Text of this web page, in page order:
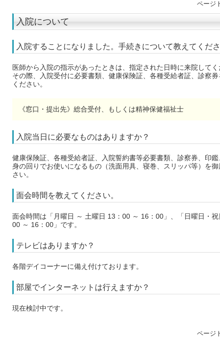
ページ
入院について
入院することになりました。手続きについて教えてくだ
医師から入院の指示があったときは、指定された日時に来院して
その際、入院受付に必要書類、健康保険証、各種受給者証、診察
ください。
《窓口・提出先》総合受付、もしくは精神保健福祉士
入院当日に必要なものはありますか？
健康保険証、各種受給者証、入院誓約書等必要書類、診察券、印
身の回りでお使いになるもの（洗面用具、寝巻、スリッパ等）を
さい。
面会時間を教えてください。
面会時間は「月曜日 ～ 土曜日 13：00 ～ 16：00」、「日曜日・
00 ～ 16：00」です。
テレビはありますか？
各階デイコーナーに備え付けております。
部屋でインターネットは行えますか？
現在検討中です。
ページ